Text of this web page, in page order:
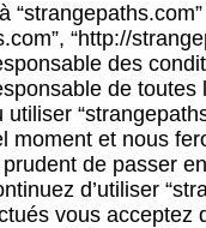
“http://
des
de
utiliser
moment et nous
prudent de passer
d’utiliser
vous acceptez